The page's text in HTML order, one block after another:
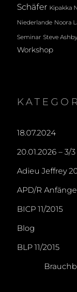
Schäfer Kipakka
Niederlande Noora
Seminar Steve Ashby
Workshop
18.07.2024
20.01.2026 – 3/3
Adieu Jeffrey
APD/R
BICP 11/2015
Blog
BLP 11/2015